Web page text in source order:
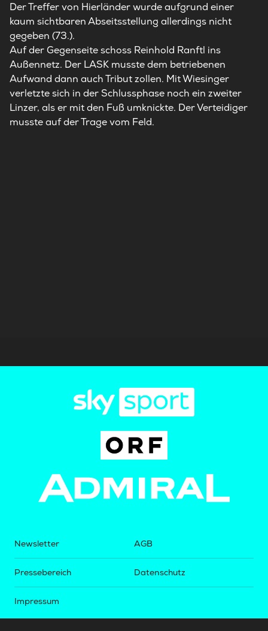
Der Treffer von Hierländer wurde aufgrund einer
kaum sichtbaren Abseitsstellung allerdings nicht
gegeben (73.).
Auf der Gegenseite schoss Reinhold Ranftl ins
Außennetz. Der LASK musste dem betriebenen
Aufwand dann auch Tribut zollen. Mit Wiesinger
verletzte sich in der Schlussphase noch ein zweiter
Linzer, als er mit den Fuß umknickte. Der Verteidiger
musste auf der Trage vom Feld.
Newsletter
Pressebereich
Impressum
AGB
Datenschutz